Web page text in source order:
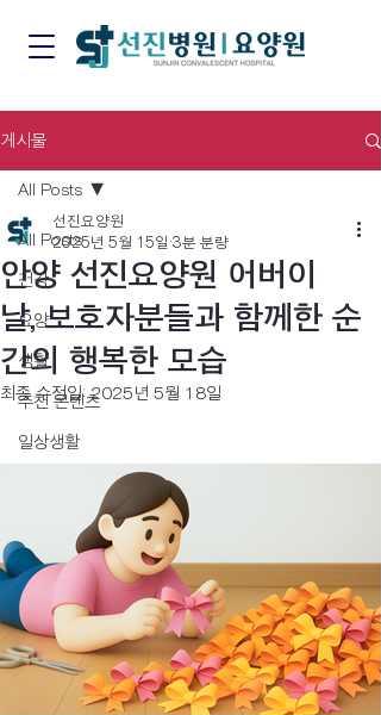
게시물
All Posts
건강
요양
생활
추천 콘텐츠
일상생활
All Posts
안양 선진요양원 어버이
날, 보호자분들과 함께한 순
간의 행복한 모습
선진요양원
2025년 5월 15일 3분 분량
최종 수정일:2025년 5월 18일